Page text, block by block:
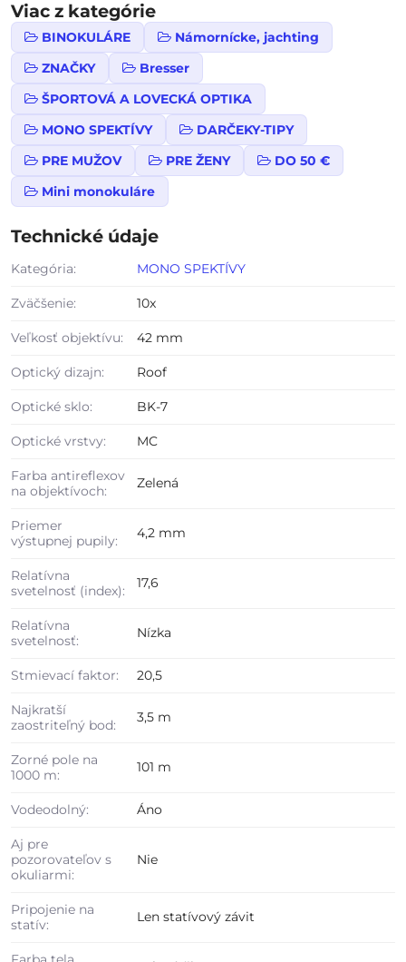
Viac z kategórie
BINOKULÁRE
Námornícke, jachting
ZNAČKY
Bresser
ŠPORTOVÁ A LOVECKÁ OPTIKA
MONO SPEKTÍVY
DARČEKY-TIPY
PRE MUŽOV
PRE ŽENY
DO 50 €
Mini monokuláre
Technické údaje
Kategória: MONO SPEKTÍVY
Zväčšenie: 10x
Veľkosť objektívu: 42 mm
Optický dizajn: Roof
Optické sklo: BK-7
Optické vrstvy: MC
Farba antireflexov
na objektívoch:
Zelená
Priemer
výstupnej pupily:
4,2 mm
Relatívna
svetelnosť (index):
17,6
Relatívna
svetelnosť:
Nízka
Stmievací faktor: 20,5
Najkratší
zaostriteľný bod:
3,5 m
Zorné pole na
1000 m:
101 m
Vodeodolný: Áno
Aj pre
pozorovateľov s
okuliarmi:
Nie
Pripojenie na
statív:
Len statívový závit